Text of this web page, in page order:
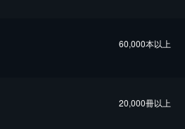
60,000本以上
20,000冊以上